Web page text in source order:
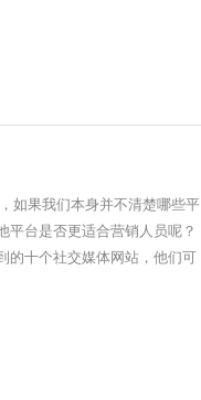
如果我们本身并不清楚哪些平
平台是否更适合营销人员呢？
的十个社交媒体网站，他们可